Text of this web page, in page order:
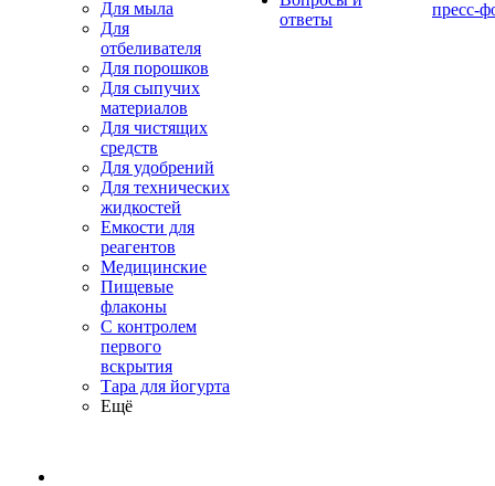
Для мыла
Для
отбеливателя
Для порошков
Для сыпучих
материалов
Для чистящих
средств
Для удобрений
Для технических
жидкостей
Емкости для
реагентов
Медицинские
Пищевые
флаконы
С контролем
первого
вскрытия
Тара для йогурта
Ещё
ответы
пресс-